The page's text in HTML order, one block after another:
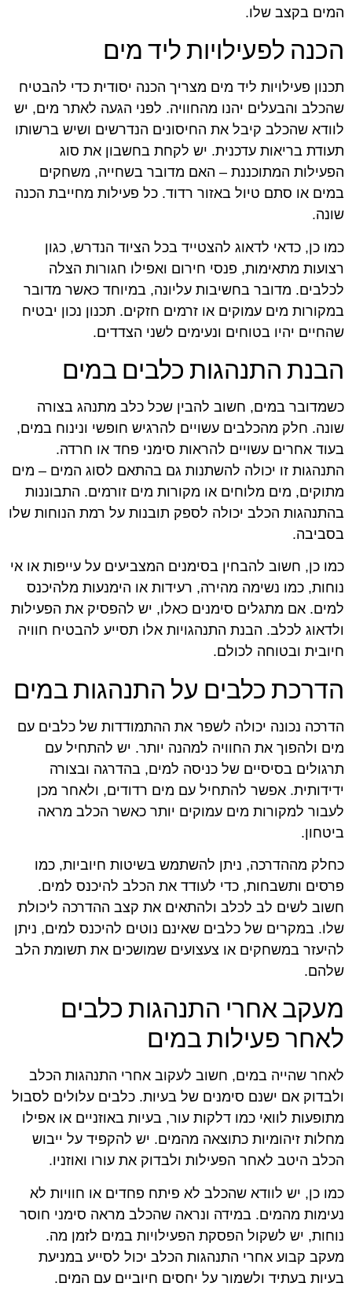
המים בקצב שלו.
הכנה לפעילויות ליד מים
תכנון פעילויות ליד מים מצריך הכנה יסודית כדי להבטיח
שהכלב והבעלים יהנו מהחוויה. לפני הגעה לאתר מים, יש
לוודא שהכלב קיבל את החיסונים הנדרשים ושיש ברשותו
תעודת בריאות עדכנית. יש לקחת בחשבון את סוג
הפעילות המתוכננת – האם מדובר בשחייה, משחקים
במים או סתם טיול באזור רדוד. כל פעילות מחייבת הכנה
שונה.
כמו כן, כדאי לדאוג להצטייד בכל הציוד הנדרש, כגון
רצועות מתאימות, פנסי חירום ואפילו חגורות הצלה
לכלבים. מדובר בחשיבות עליונה, במיוחד כאשר מדובר
במקורות מים עמוקים או זרמים חזקים. תכנון נכון יבטיח
שהחיים יהיו בטוחים ונעימים לשני הצדדים.
הבנת התנהגות כלבים במים
כשמדובר במים, חשוב להבין שכל כלב מתנהג בצורה
שונה. חלק מהכלבים עשויים להרגיש חופשי ונינוח במים,
בעוד אחרים עשויים להראות סימני פחד או חרדה.
התנהגות זו יכולה להשתנות גם בהתאם לסוג המים – מים
מתוקים, מים מלוחים או מקורות מים זורמים. התבוננות
בהתנהגות הכלב יכולה לספק תובנות על רמת הנוחות שלו
בסביבה.
כמו כן, חשוב להבחין בסימנים המצביעים על עייפות או אי
נוחות, כמו נשימה מהירה, רעידות או הימנעות מלהיכנס
למים. אם מתגלים סימנים כאלו, יש להפסיק את הפעילות
ולדאוג לכלב. הבנת התנהגויות אלו תסייע להבטיח חוויה
חיובית ובטוחה לכולם.
הדרכת כלבים על התנהגות במים
הדרכה נכונה יכולה לשפר את ההתמודדות של כלבים עם
מים ולהפוך את החוויה למהנה יותר. יש להתחיל עם
תרגולים בסיסיים של כניסה למים, בהדרגה ובצורה
ידידותית. אפשר להתחיל עם מים רדודים, ולאחר מכן
לעבור למקורות מים עמוקים יותר כאשר הכלב מראה
ביטחון.
כחלק מההדרכה, ניתן להשתמש בשיטות חיוביות, כמו
פרסים ותשבחות, כדי לעודד את הכלב להיכנס למים.
חשוב לשים לב לכלב ולהתאים את קצב ההדרכה ליכולת
שלו. במקרים של כלבים שאינם נוטים להיכנס למים, ניתן
להיעזר במשחקים או צעצועים שמושכים את תשומת הלב
שלהם.
מעקב אחרי התנהגות כלבים
לאחר פעילות במים
לאחר שהייה במים, חשוב לעקוב אחרי התנהגות הכלב
ולבדוק אם ישנם סימנים של בעיות. כלבים עלולים לסבול
מתופעות לוואי כמו דלקות עור, בעיות באוזניים או אפילו
מחלות זיהומיות כתוצאה מהמים. יש להקפיד על ייבוש
הכלב היטב לאחר הפעילות ולבדוק את עורו ואוזניו.
כמו כן, יש לוודא שהכלב לא פיתח פחדים או חוויות לא
נעימות מהמים. במידה ונראה שהכלב מראה סימני חוסר
נוחות, יש לשקול הפסקת הפעילויות במים לזמן מה.
מעקב קבוע אחרי התנהגות הכלב יכול לסייע במניעת
בעיות בעתיד ולשמור על יחסים חיוביים עם המים.